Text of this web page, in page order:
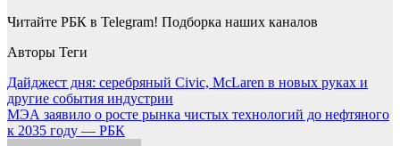
Читайте РБК в Telegram! Подборка наших каналов
Авторы Теги
Навигация
по
записям
Дайджест дня: серебряный Civic, McLaren в новых руках и
другие события индустрии
МЭА заявило о росте рынка чистых технологий до нефтяного
к 2035 году — РБК